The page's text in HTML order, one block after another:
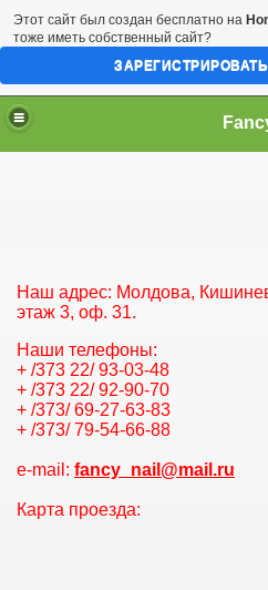
Наш адрес: Молдова,
этаж 3, оф. 31.
Наши телефоны:
+ /373 22/ 93-03-48
+ /373 22/ 92-90-70
+ /373/ 69-27-63-83
+ /373/ 79-54-66-88
e-mail: fancy_nail@mail.ru
Карта проезда:
Этот сайт был создан бесплатно на
тоже иметь собственный сайт?